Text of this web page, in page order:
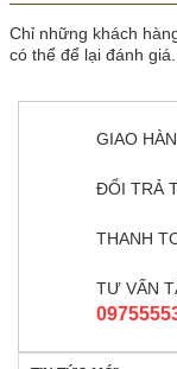
Chỉ những khách
có thể để lại đánh giá.
GIAO
ĐỔI TRẢ
THANH
TƯ VẤN